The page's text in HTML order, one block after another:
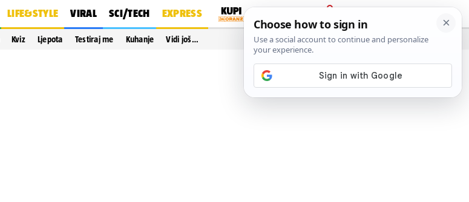
LIFE&STYLE VIRAL SCI/TECH EXPRESS
PRIJAVA
Kviz Ljepota Testiraj me Kuhanje Vidi još…